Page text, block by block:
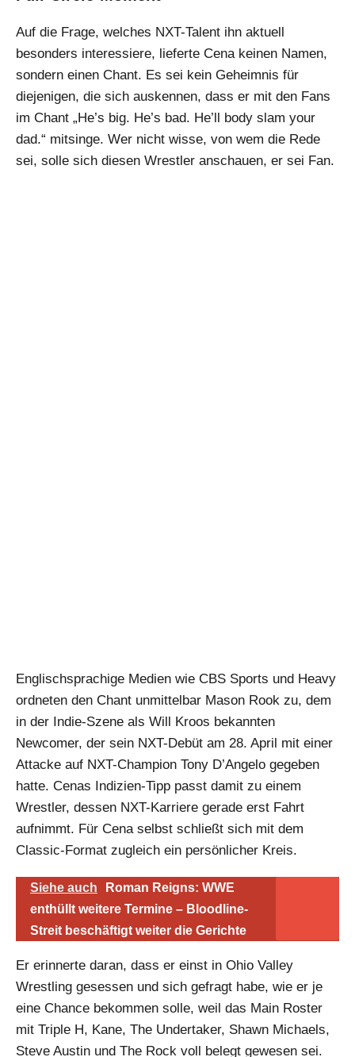
Auf die Frage, welches NXT-Talent ihn aktuell
besonders interessiere, lieferte Cena keinen Namen,
sondern einen Chant. Es sei kein Geheimnis für
diejenigen, die sich auskennen, dass er mit den Fans
im Chant „He’s big. He’s bad. He’ll body slam your
dad.“ mitsinge. Wer nicht wisse, von wem die Rede
sei, solle sich diesen Wrestler anschauen, er sei Fan.
Englischsprachige Medien wie CBS Sports und Heavy
ordneten den Chant unmittelbar Mason Rook zu, dem
in der Indie-Szene als Will Kroos bekannten
Newcomer, der sein NXT-Debüt am 28. April mit einer
Attacke auf NXT-Champion Tony D’Angelo gegeben
hatte. Cenas Indizien-Tipp passt damit zu einem
Wrestler, dessen NXT-Karriere gerade erst Fahrt
aufnimmt. Für Cena selbst schließt sich mit dem
Classic-Format zugleich ein persönlicher Kreis.
Siehe auch
Roman Reigns: WWE
enthüllt weitere Termine – Bloodline-
Streit beschäftigt weiter die Gerichte
Er erinnerte daran, dass er einst in Ohio Valley
Wrestling gesessen und sich gefragt habe, wie er je
eine Chance bekommen solle, weil das Main Roster
mit Triple H, Kane, The Undertaker, Shawn Michaels,
Steve Austin und The Rock voll belegt gewesen sei.